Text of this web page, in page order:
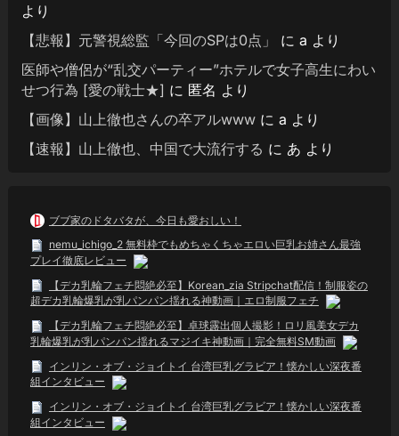
より
【悲報】元警視総監「今回のSPは0点」
に a より
医師や僧侶が“乱交パーティー”ホテルで女子高生にわい
せつ行為 [愛の戦士★] に 匿名 より
【画像】山上徹也さんの卒アルwwwに a より
【速報】山上徹也、中国で大流行する に あ より
ブブ家のドタバタが、今日も愛おしい！
nemu_ichigo_2 無料枠でもめちゃくちゃエロい巨乳お姉さん最強
プレイ徹底レビュー
【デカ乳輪フェチ悶絶必至】Korean_zia Stripchat配信！制服姿の
超デカ乳輪爆乳が乳パンパン揺れる神動画｜エロ制服フェチ
【デカ乳輪フェチ悶絶必至】卓球露出個人撮影！ロリ風美女デカ
乳輪爆乳が乳パンパン揺れるマジイキ神動画｜完全無料SM動画
インリン・オブ・ジョイトイ 台湾巨乳グラビア！懐かしい深夜番
組インタビュー
インリン・オブ・ジョイトイ 台湾巨乳グラビア！懐かしい深夜番
組インタビュー